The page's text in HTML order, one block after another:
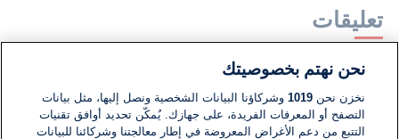
تعليقات
لا توجد تعليقات مكتوبة حتى الآن. كن الأول!
اكتب تعليقًا جديدًا ...
نحن نهتم بخصوصيتك
نخزن نحن1019 وشركاؤنا البيانات الشخصية ونصل إليها، مثل بيانات
التصفح أو المعرفات الفريدة، على جهازك. يُمكّن تحديد أوافق تقنيات
التتبع من دعم الأغراض المعروضة في إطار معالجتنا وشركائنا للبيانات